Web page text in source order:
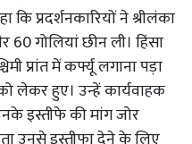
कि प्रदर्शनकारियों ने श्रीलंका
गोलियां छीन ली। हिंसा
प्रांत में कर्फ्यू लगाना पड़ा
लेकर हुए। उन्हें कार्यवाहक
इस्तीफे की मांग जोर